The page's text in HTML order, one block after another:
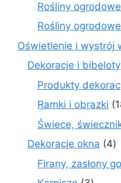
Rośliny
Rośliny
Oświetlenie i wystrój
Dekoracje i bibeloty
Produkty
Ramki i obrazki
Świece,
Dekoracje okna 44
Firany, zasłony